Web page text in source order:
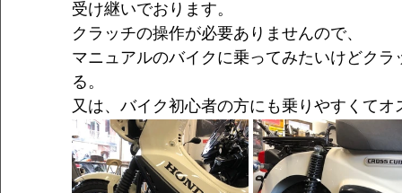
受け継いでおります。
クラッチの操作が必要ありませんので、
マニュアルのバイクに乗ってみたいけどク
る。
又は、バイク初心者の方にも乗りやすくてオ